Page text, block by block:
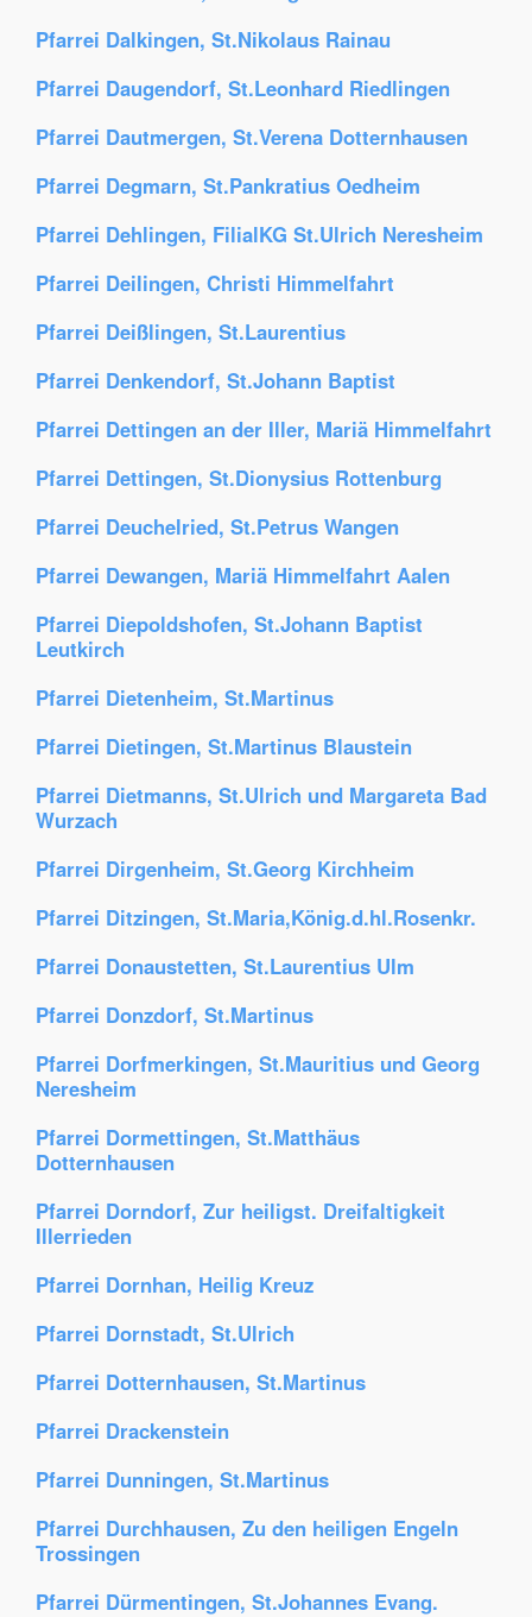
Pfarrei Dalkingen, St.Nikolaus Rainau
Pfarrei Daugendorf, St.Leonhard Riedlingen
Pfarrei Dautmergen, St.Verena Dotternhausen
Pfarrei Degmarn, St.Pankratius Oedheim
Pfarrei Dehlingen, FilialKG St.Ulrich Neresheim
Pfarrei Deilingen, Christi Himmelfahrt
Pfarrei Deißlingen, St.Laurentius
Pfarrei Denkendorf, St.Johann Baptist
Pfarrei Dettingen an der Iller, Mariä Himmelfahrt
Pfarrei Dettingen, St.Dionysius Rottenburg
Pfarrei Deuchelried, St.Petrus Wangen
Pfarrei Dewangen, Mariä Himmelfahrt Aalen
Pfarrei Diepoldshofen, St.Johann Baptist
Leutkirch
Pfarrei Dietenheim, St.Martinus
Pfarrei Dietingen, St.Martinus Blaustein
Pfarrei Dietmanns, St.Ulrich und Margareta Bad
Wurzach
Pfarrei Dirgenheim, St.Georg Kirchheim
Pfarrei Ditzingen, St.Maria,König.d.hl.Rosenkr.
Pfarrei Donaustetten, St.Laurentius Ulm
Pfarrei Donzdorf, St.Martinus
Pfarrei Dorfmerkingen, St.Mauritius und Georg
Neresheim
Pfarrei Dormettingen, St.Matthäus
Dotternhausen
Pfarrei Dorndorf, Zur heiligst. Dreifaltigkeit
Illerrieden
Pfarrei Dornhan, Heilig Kreuz
Pfarrei Dornstadt, St.Ulrich
Pfarrei Dotternhausen, St.Martinus
Pfarrei Drackenstein
Pfarrei Dunningen, St.Martinus
Pfarrei Durchhausen, Zu den heiligen Engeln
Trossingen
Pfarrei Dürmentingen, St.Johannes Evang.